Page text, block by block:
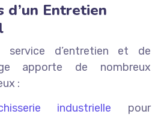
d’un Entretien
service d’entretien et de
apporte de nombreux
:
industrielle pour